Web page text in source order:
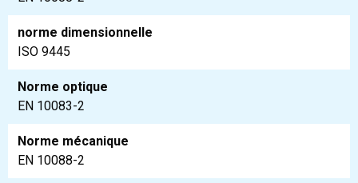
norme dimensionnelle
ISO 9445
Norme optique
EN 10083-2
Norme mécanique
EN 10088-2